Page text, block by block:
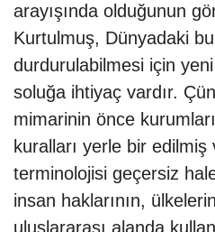
arayışında olduğunun
Kurtulmuş, Dünyadaki bu
durdurulabilmesi için
soluğa ihtiyaç vardır.
mimarinin önce
kuralları yerle bir
terminolojisi geçersiz
insan haklarının,
uluslararası alanda